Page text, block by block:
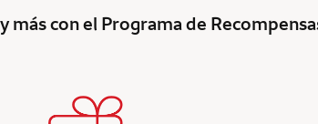
con el Programa de